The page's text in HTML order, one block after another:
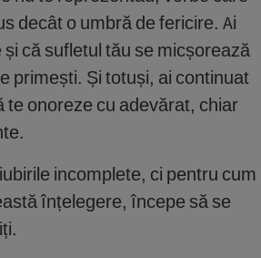
decât o umbră de fericire. Ai
că sufletul tău se micșorează
primești. Și totuși, ai continuat
te onoreze cu adevărat, chiar
incomplete, ci pentru cum
înțelegere, începe să se